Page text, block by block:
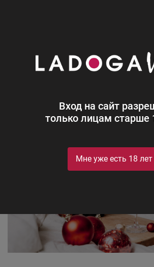
Вход на сайт
только лицам старше
Мне уже есть 18 лет
Новости Блог